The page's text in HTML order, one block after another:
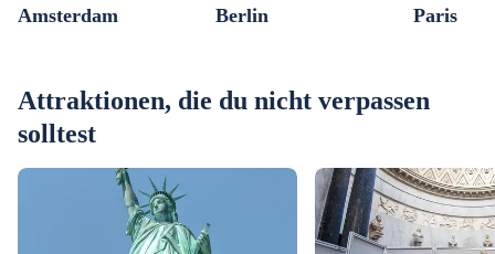
Amsterdam Berlin Paris
Attraktionen, die du nicht verpassen
solltest